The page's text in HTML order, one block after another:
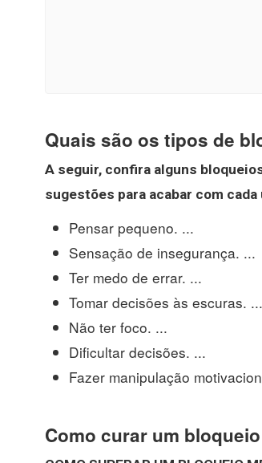
Quais são os tipos de
A seguir, confira alguns
sugestões para acabar com cada
Pensar pequeno. ...
Sensação de insegurança. ...
Ter medo de errar. ...
Tomar decisões às escuras. ...
Não ter foco. ...
Dificultar decisões. ...
Fazer manipulação
Como curar um